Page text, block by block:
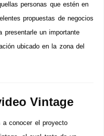
personas que estén en
propuestas de negocios
presentarle un importante
ubicado en la zona del
Vintage
a conocer el proyecto